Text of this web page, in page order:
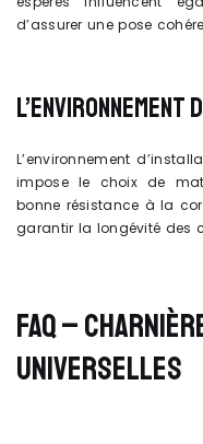
d’assurer une pose
L’ENVIRONNEMENT
L’environnement
impose le choix de
bonne résistance à la
garantir la longévité des
FAQ –
UNIVERSELLES